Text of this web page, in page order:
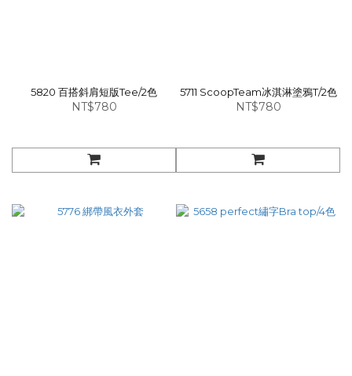
5820 百搭斜肩短版Tee/2色
NT$780
5711 ScoopTeam冰淇淋塗鴉T/2色
NT$780